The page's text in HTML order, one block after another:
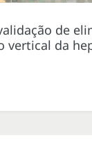
de
vertical da